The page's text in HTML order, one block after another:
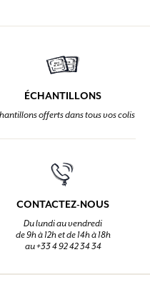
ÉCHANTILLONS
offerts dans tous vos colis
CONTACTEZ-NOUS
Du lundi au vendredi
de 9h à 12h et de 14h à 18h
au +33 4 92 42 34 34